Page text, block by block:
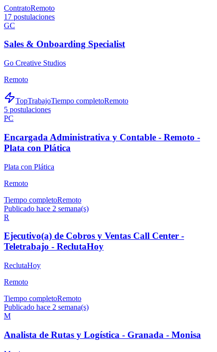
ContratoRemoto
17 postulaciones
GC
Sales & Onboarding Specialist
Go Creative Studios
Remoto
TopTrabajoTiempo completoRemoto
5 postulaciones
PC
Encargada Administrativa y Contable - Remoto -
Plata con Plática
Plata con Plática
Remoto
Tiempo completoRemoto
Publicado hace 2 semana(s)
R
Ejecutivo(a) de Cobros y Ventas Call Center -
Teletrabajo - ReclutaHoy
ReclutaHoy
Remoto
Tiempo completoRemoto
Publicado hace 2 semana(s)
M
Analista de Rutas y Logística - Granada - Monisa